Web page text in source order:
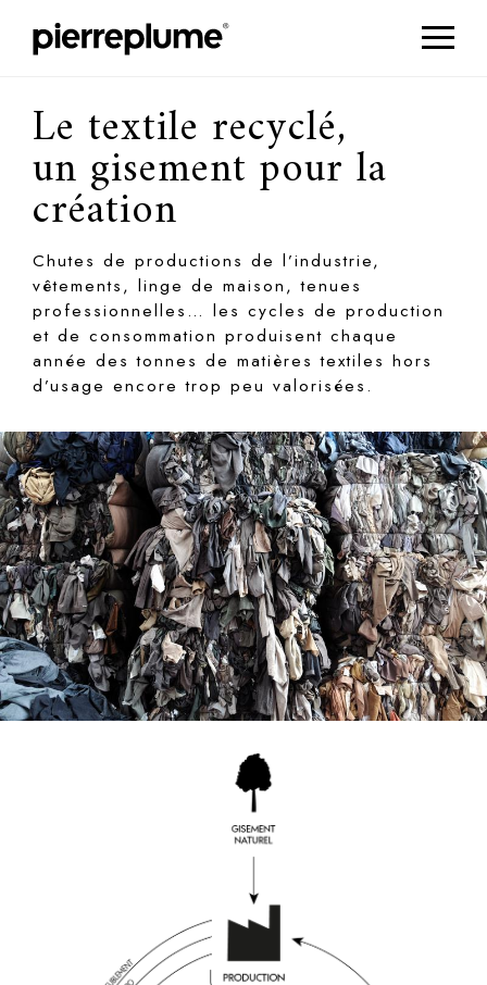
Le textile recyclé,
un gisement pour la
création
Chutes de productions de l’industrie,
vêtements, linge de maison, tenues
professionnelles… les cycles de production
et de consommation produisent chaque
année des tonnes de matières textiles hors
d’usage encore trop peu valorisées.